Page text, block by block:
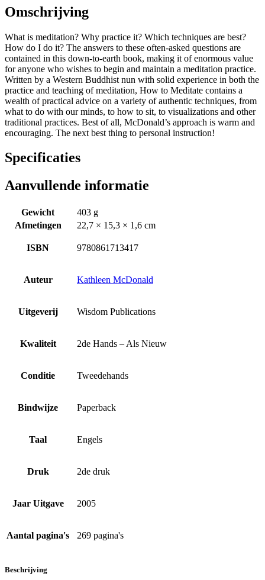
Omschrijving
What is meditation? Why practice it? Which techniques are best?
How do I do it? The answers to these often-asked questions are
contained in this down-to-earth book, making it of enormous value
for anyone who wishes to begin and maintain a meditation practice.
Written by a Western Buddhist nun with solid experience in both the
practice and teaching of meditation, How to Meditate contains a
wealth of practical advice on a variety of authentic techniques, from
what to do with our minds, to how to sit, to visualizations and other
traditional practices. Best of all, McDonald’s approach is warm and
encouraging. The next best thing to personal instruction!
Specificaties
Aanvullende informatie
Gewicht
403 g
Afmetingen
22,7 × 15,3 × 1,6 cm
ISBN 9780861713417
Auteur Kathleen McDonald
Uitgeverij Wisdom Publications
Kwaliteit 2de Hands – Als Nieuw
Conditie Tweedehands
Bindwijze Paperback
Taal Engels
Druk 2de druk
Jaar Uitgave 2005
Aantal pagina's 269 pagina's
Beschrijving